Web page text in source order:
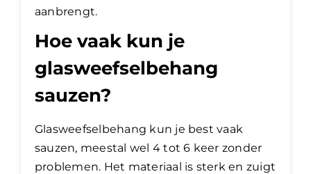
aanbrengt.
Hoe vaak kun je
glasweefselbehang
sauzen?
Glasweefselbehang kun je best vaak
sauzen, meestal wel 4 tot 6 keer zonder
problemen. Het materiaal is sterk en zuigt